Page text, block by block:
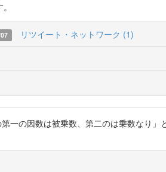
リツイート・ネットワーク (1)
の因数は被乗数、第二のは乗数なり」